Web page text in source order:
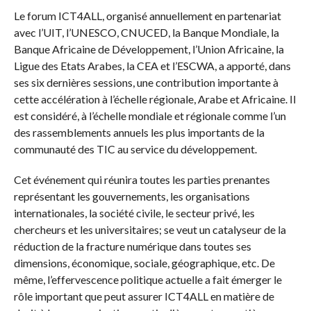
Le forum ICT4ALL, organisé annuellement en partenariat
avec l’UIT, l’UNESCO, CNUCED, la Banque Mondiale, la
Banque Africaine de Développement, l’Union Africaine, la
Ligue des Etats Arabes, la CEA et l’ESCWA, a apporté, dans
ses six dernières sessions, une contribution importante à
cette accélération à l’échelle régionale, Arabe et Africaine. Il
est considéré, à l’échelle mondiale et régionale comme l’un
des rassemblements annuels les plus importants de la
communauté des TIC au service du développement.
Cet événement qui réunira toutes les parties prenantes
représentant les gouvernements, les organisations
internationales, la société civile, le secteur privé, les
chercheurs et les universitaires; se veut un catalyseur de la
réduction de la fracture numérique dans toutes ses
dimensions, économique, sociale, géographique, etc. De
même, l’effervescence politique actuelle a fait émerger le
rôle important que peut assurer ICT4ALL en matière de